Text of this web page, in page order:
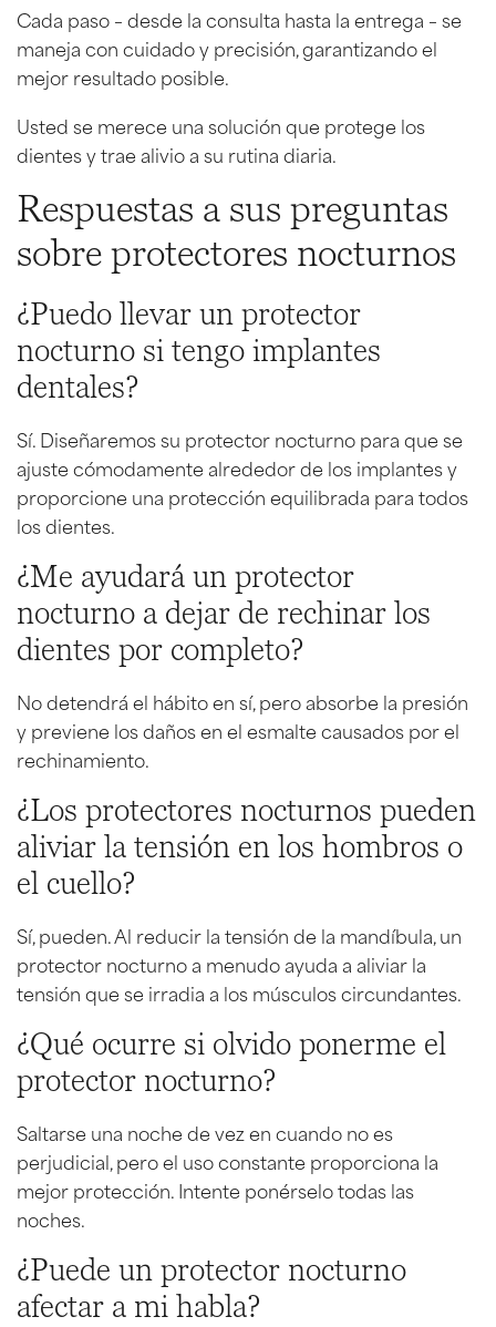
Cada paso – desde la consulta hasta la entrega – se
maneja con cuidado y precisión, garantizando el
mejor resultado posible.
Usted se merece una solución que protege los
dientes y trae alivio a su rutina diaria.
Respuestas a sus preguntas
sobre protectores nocturnos
¿Puedo llevar un protector
nocturno si tengo implantes
dentales?
Sí. Diseñaremos su protector nocturno para que se
ajuste cómodamente alrededor de los implantes y
proporcione una protección equilibrada para todos
los dientes.
¿Me ayudará un protector
nocturno a dejar de rechinar los
dientes por completo?
No detendrá el hábito en sí, pero absorbe la presión
y previene los daños en el esmalte causados por el
rechinamiento.
¿Los protectores nocturnos pueden
aliviar la tensión en los hombros o
el cuello?
Sí, pueden. Al reducir la tensión de la mandíbula, un
protector nocturno a menudo ayuda a aliviar la
tensión que se irradia a los músculos circundantes.
¿Qué ocurre si olvido ponerme el
protector nocturno?
Saltarse una noche de vez en cuando no es
perjudicial, pero el uso constante proporciona la
mejor protección. Intente ponérselo todas las
noches.
¿Puede un protector nocturno
afectar a mi habla?